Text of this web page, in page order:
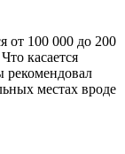
от 100 000 до 200
касается
рекомендовал
местах вроде